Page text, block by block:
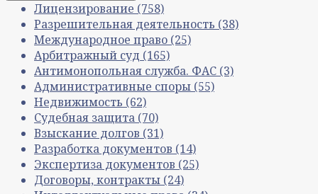
Лицензирование (758)
Разрешительная деятельность (38)
Международное право (25)
Арбитражный суд (165)
Антимонопольная служба. ФАС (3)
Административные споры (55)
Недвижимость (62)
Судебная защита (70)
Взыскание долгов (31)
Разработка документов (14)
Экспертиза документов (25)
Договоры, контракты (24)